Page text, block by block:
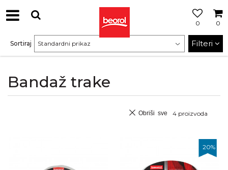
0
0
Bandaž trake
Sortiraj Filteri
4 proizvoda
Obriši sve
20%